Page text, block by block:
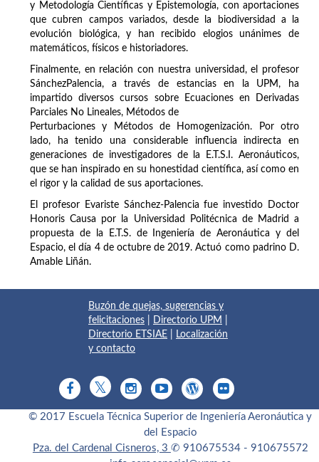
y Metodología Científicas y Epistemología, con aportaciones
que cubren campos variados, desde la biodiversidad a la
evolución biológica, y han recibido elogios unánimes de
matemáticos, físicos e historiadores.
Finalmente, en relación con nuestra universidad, el profesor
SánchezPalencia, a través de estancias en la UPM, ha
impartido diversos cursos sobre Ecuaciones en Derivadas
Parciales No Lineales, Métodos de
Perturbaciones y Métodos de Homogenización. Por otro
lado, ha tenido una considerable influencia indirecta en
generaciones de investigadores de la E.T.S.I. Aeronáuticos,
que se han inspirado en su honestidad científica, así como en
el rigor y la calidad de sus aportaciones.
El profesor Evariste Sánchez-Palencia fue investido Doctor
Honoris Causa por la Universidad Politécnica de Madrid a
propuesta de la E.T.S. de Ingeniería de Aeronáutica y del
Espacio, el día 4 de octubre de 2019. Actuó como padrino D.
Amable Liñán.
Buzón de quejas, sugerencias y
felicitaciones
Directorio UPM
Directorio ETSIAE
Localización
y contacto
© 2017 Escuela Técnica Superior de Ingeniería Aeronáutica y
del Espacio
Pza. del Cardenal Cisneros, 3 ✆ 910675534 - 910675572